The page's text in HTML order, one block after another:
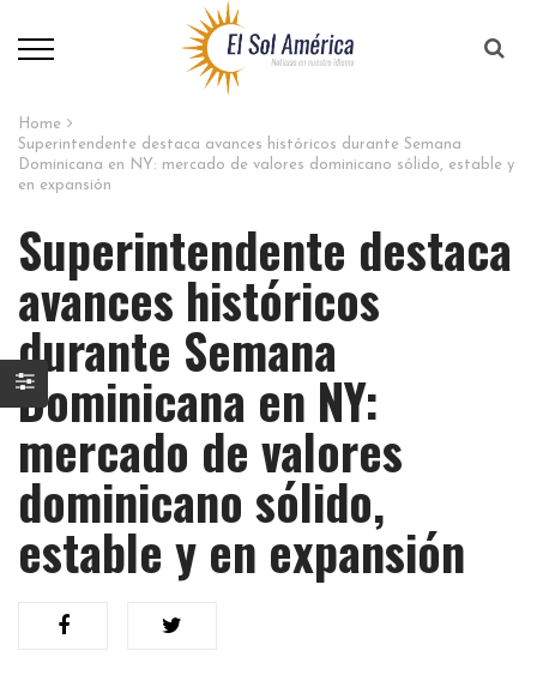
Home
Superintendente destaca avances históricos durante Semana
Dominicana en NY: mercado de valores dominicano sólido, estable y
en expansión
Superintendente destaca
avances históricos
durante Semana
Dominicana en NY:
mercado de valores
dominicano sólido,
estable y en expansión